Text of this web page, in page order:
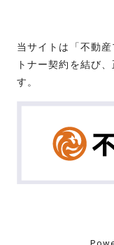
当サイトは「不動
トナー契約を結び
す。